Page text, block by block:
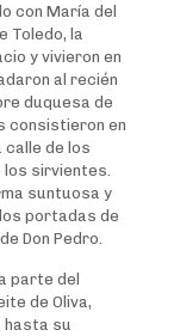
con María del
Toledo, la
y vivieron en
al recién
duquesa de
consistieron en
de los
los sirvientes.
suntuosa y
portadas de
Don Pedro.
parte del
de Oliva,
hasta su